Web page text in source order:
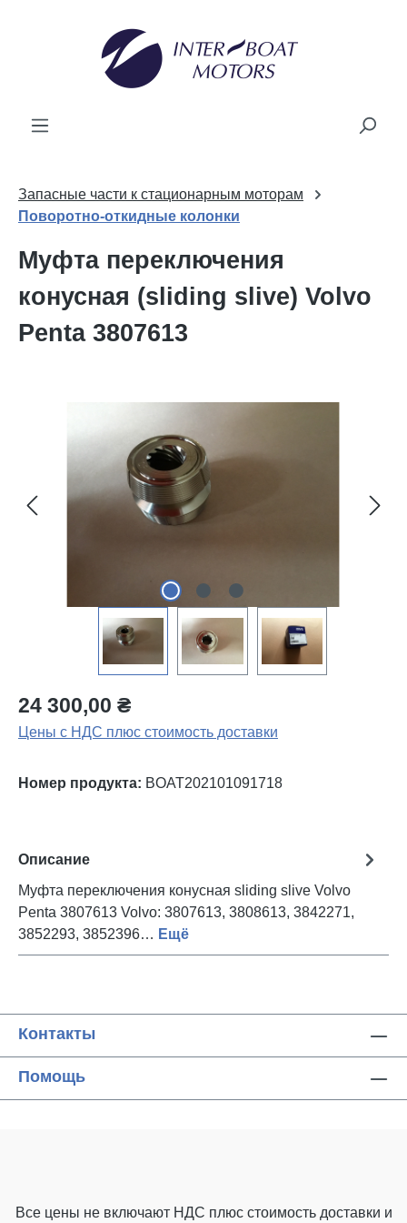
Запасные части к стационарным моторам
Поворотно-откидные колонки
Муфта переключения
конусная (sliding slive) Volvo
Penta 3807613
24 300,00 ₴
Цены с НДС плюс стоимость доставки
Номер продукта: BOAT202101091718
Описание
Муфта переключения конусная sliding slive Volvo
Penta 3807613 Volvo: 3807613, 3808613, 3842271,
3852293, 3852396… Ещё
Контакты
Помощь
Все цены не включают НДС плюс стоимость доставки и